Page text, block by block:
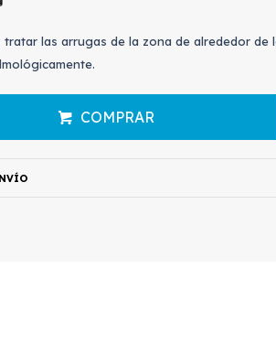
tratar las arrugas de la zona de alrededor de
COMPRAR